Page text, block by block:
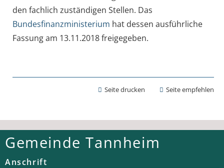
den fachlich zuständigen Stellen. Das
Bundesfinanzministerium hat dessen ausführliche
Fassung am 13.11.2018 freigegeben.
Seite drucken Seite empfehlen
Gemeinde Tannheim
Anschrift